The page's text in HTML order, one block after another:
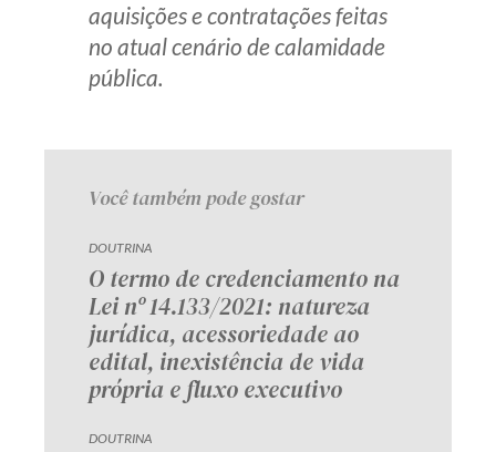
aquisições e contratações feitas
no atual cenário de calamidade
pública.
Você também pode gostar
DOUTRINA
O termo de credenciamento na
Lei nº 14.133/2021: natureza
jurídica, acessoriedade ao
edital, inexistência de vida
própria e fluxo executivo
DOUTRINA